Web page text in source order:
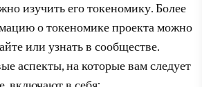
изучить его токеномику. Более
о токеномике проекта можно
или узнать в сообществе.
аспекты, на которые вам следует